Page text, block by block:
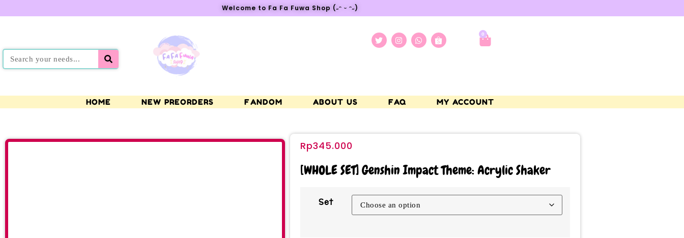
Welcome to Fa Fa Fuwa Shop (˶ᵔ ᵕ ᵔ˶)
0
HOME NEW PREORDERS FANDOM ABOUT US FAQ MY ACCOUNT
Rp345.000
[WHOLE SET] Genshin Impact Theme: Acrylic Shaker
Set